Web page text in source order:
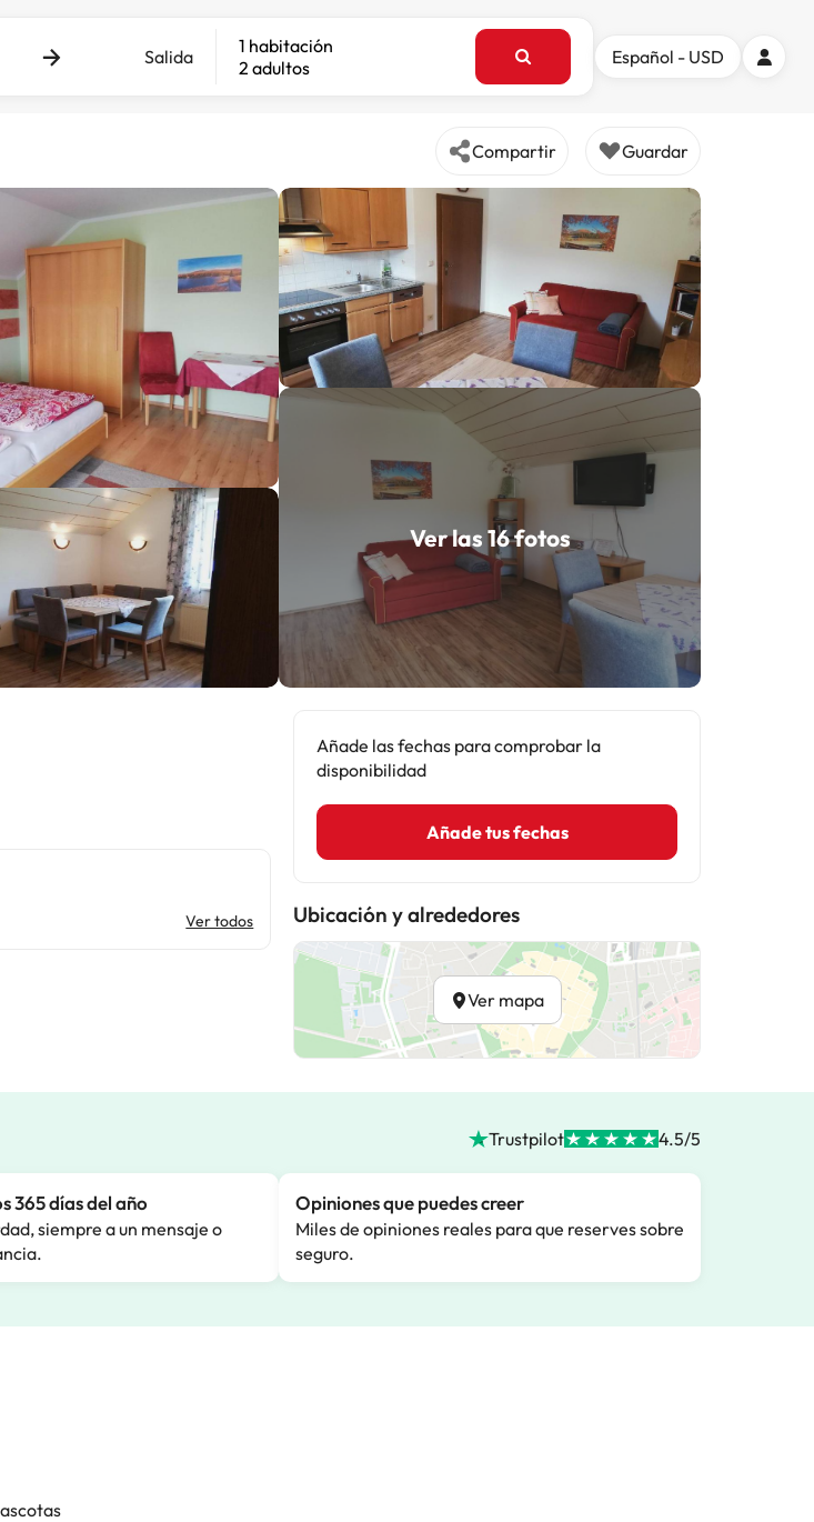
Salida
1 habitación
2 adultos
Español - USD
Compartir Guardar
Ver las 16 fotos
Ver todos
Añade las fechas para comprobar la
disponibilidad
Añade tus fechas
Ubicación y alrededores
Ver mapa
Trustpilot 4.5/5
365 días del año
siempre a un mensaje o
Opiniones que puedes creer
Miles de opiniones reales para que reserves sobre
seguro.